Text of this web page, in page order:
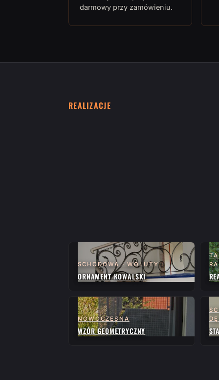
darmowy przy zamówieniu.
REALIZACJE
SCHODOWA · WOLUTY
ORNAMENT KOWALSKI
NOWOCZESNA
WZÓR GEOMETRYCZNY